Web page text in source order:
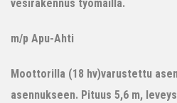
vesirakennus työmailla.
m/p Apu-Ahti
Moottorilla (18 hv)varustettu
asennukseen. Pituus 5,6 m,